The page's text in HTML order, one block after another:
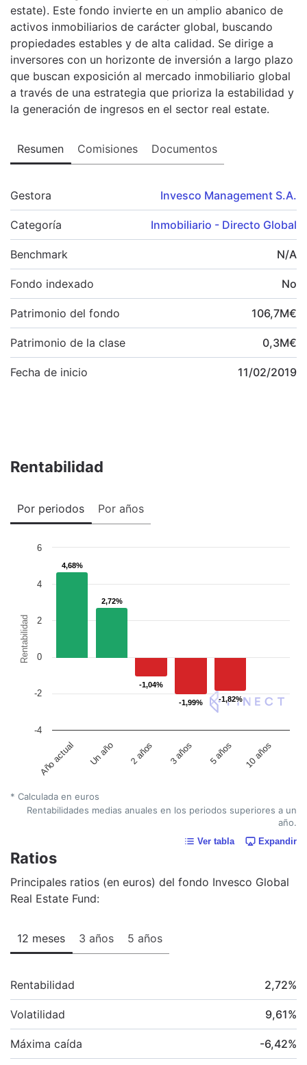
estate). Este fondo invierte en un amplio abanico de
activos inmobiliarios de carácter global, buscando
propiedades estables y de alta calidad. Se dirige a
inversores con un horizonte de inversión a largo plazo
que buscan exposición al mercado inmobiliario global
a través de una estrategia que prioriza la estabilidad y
la generación de ingresos en el sector real estate.
Resumen Comisiones Documentos
Gestora Invesco Management S.A.
Categoría Inmobiliario - Directo Global
Benchmark N/A
Fondo indexado No
Patrimonio del fondo 106,7M€
Patrimonio de la clase 0,3M€
Fecha de inicio 11/02/2019
Rentabilidad
Por periodos Por años
Rentabilidad
4,68%
4,68%
2,72%
2,72%
-1,04%
-1,04%
-1,99%
-1,99% -1,82%
-1,82%
Año actual Un año 2 años 3 años 5 años 10 años
-4
-2
0
2
4
6
* Calculada en euros
Rentabilidades medias anuales en los periodos superiores a un
año.
Ver tabla Expandir
Ratios
Principales ratios (en euros) del fondo Invesco Global
Real Estate Fund:
12 meses 3 años 5 años
Rentabilidad 2,72%
Volatilidad 9,61%
Máxima caída -6,42%